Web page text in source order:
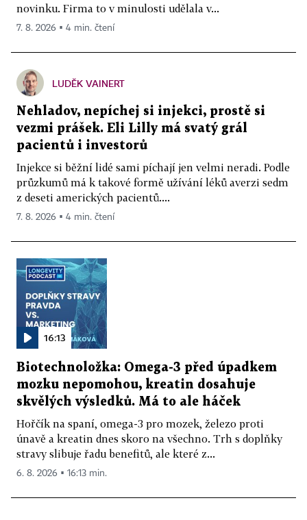
novinku. Firma to v minulosti udělala v...
7. 8. 2026 ▪ 4 min. čtení
LUDĚK VAINERT
Nehladov, nepíchej si injekci, prostě si
vezmi prášek. Eli Lilly má svatý grál
pacientů i investorů
Injekce si běžní lidé sami píchají jen velmi neradi. Podle
průzkumů má k takové formě užívání léků averzi sedm
z deseti amerických pacientů....
7. 8. 2026 ▪ 4 min. čtení
16:13
Biotechnoložka: Omega-3 před úpadkem
mozku nepomohou, kreatin dosahuje
skvělých výsledků. Má to ale háček
Hořčík na spaní, omega-3 pro mozek, železo proti
únavě a kreatin dnes skoro na všechno. Trh s doplňky
stravy slibuje řadu benefitů, ale které z...
6. 8. 2026 ▪ 16:13 min.